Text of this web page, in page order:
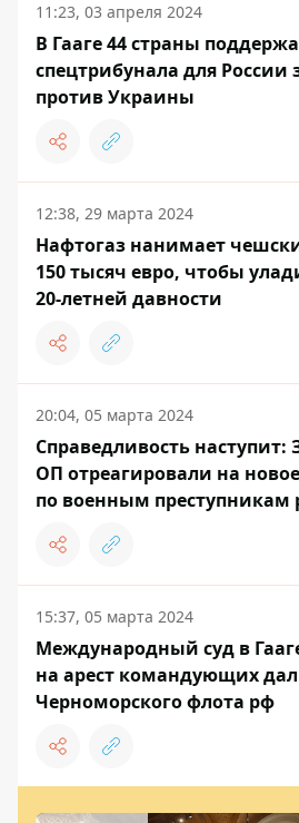
11:23, 03 апреля 2024
В Гааге 44 страны
спецтрибунала для России
против Украины
12:38, 29 марта 2024
Нафтогаз нанимает
150 тысяч евро, чтобы
20-летней давности
20:04, 05 марта 2024
Справедливость наступит:
ОП отреагировали на
по военным преступникам
15:37, 05 марта 2024
Международный суд в
на арест командующих
Черноморского флота рф